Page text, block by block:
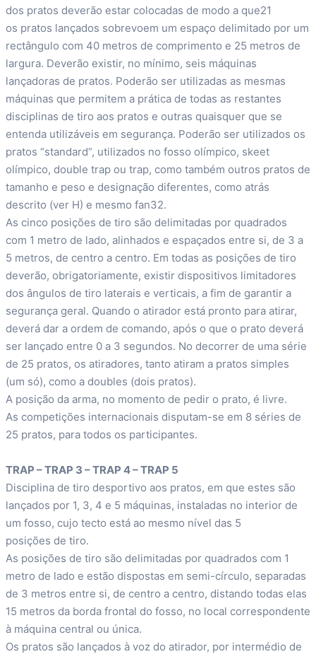
dos pratos deverão estar colocadas de modo a que21
os pratos lançados sobrevoem um espaço delimitado por um
rectângulo com 40 metros de comprimento e 25 metros de
largura. Deverão existir, no mínimo, seis máquinas
lançadoras de pratos. Poderão ser utilizadas as mesmas
máquinas que permitem a prática de todas as restantes
disciplinas de tiro aos pratos e outras quaisquer que se
entenda utilizáveis em segurança. Poderão ser utilizados os
pratos “standard”, utilizados no fosso olímpico, skeet
olímpico, double trap ou trap, como também outros pratos de
tamanho e peso e designação diferentes, como atrás
descrito (ver H) e mesmo fan32.
As cinco posições de tiro são delimitadas por quadrados
com 1 metro de lado, alinhados e espaçados entre si, de 3 a
5 metros, de centro a centro. Em todas as posições de tiro
deverão, obrigatoriamente, existir dispositivos limitadores
dos ângulos de tiro laterais e verticais, a fim de garantir a
segurança geral. Quando o atirador está pronto para atirar,
deverá dar a ordem de comando, após o que o prato deverá
ser lançado entre 0 a 3 segundos. No decorrer de uma série
de 25 pratos, os atiradores, tanto atiram a pratos simples
(um só), como a doubles (dois pratos).
A posição da arma, no momento de pedir o prato, é livre.
As competições internacionais disputam-se em 8 séries de
25 pratos, para todos os participantes.
TRAP – TRAP 3 – TRAP 4 – TRAP 5
Disciplina de tiro desportivo aos pratos, em que estes são
lançados por 1, 3, 4 e 5 máquinas, instaladas no interior de
um fosso, cujo tecto está ao mesmo nível das 5
posições de tiro.
As posições de tiro são delimitadas por quadrados com 1
metro de lado e estão dispostas em semi-círculo, separadas
de 3 metros entre si, de centro a centro, distando todas elas
15 metros da borda frontal do fosso, no local correspondente
à máquina central ou única.
Os pratos são lançados à voz do atirador, por intermédio de